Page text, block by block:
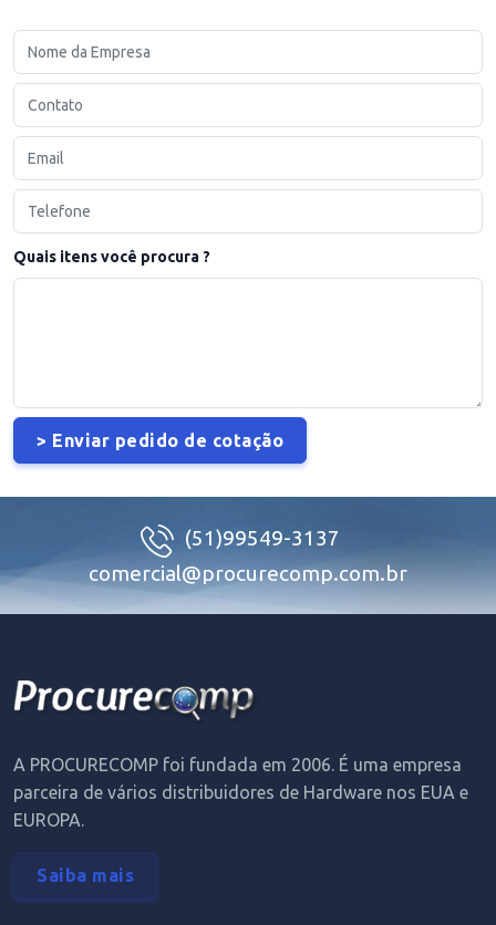
Quais itens você procura ?
(51)99549-3137
comercial@procurecomp.com.br
A PROCURECOMP foi fundada em 2006. É uma empresa
parceira de vários distribuidores de Hardware nos EUA e
EUROPA.
Saiba mais